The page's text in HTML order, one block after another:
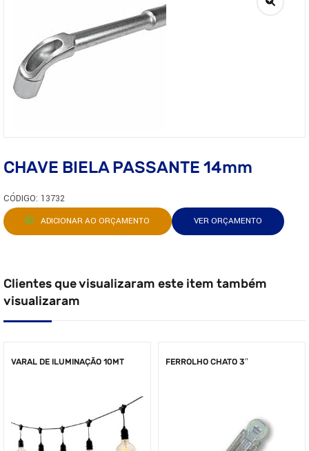
CHAVE BIELA PASSANTE 14mm
CÓDIGO: 13732
ADICIONAR AO ORÇAMENTO VER ORÇAMENTO
Clientes que visualizaram este item também
visualizaram
VARAL DE ILUMINAÇÃO 10MT FERROLHO CHATO 3″